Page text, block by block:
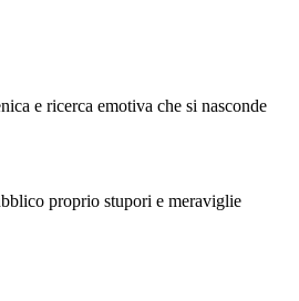
e ricerca emotiva che si nasconde
proprio stupori e meraviglie